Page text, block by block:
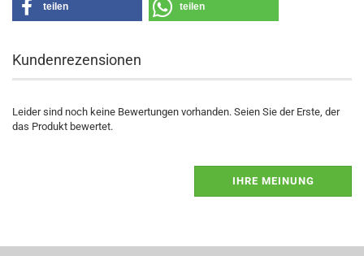
teilen teilen
Kundenrezensionen
Leider sind noch keine Bewertungen vorhanden. Seien Sie der Erste, der
das Produkt bewertet.
IHRE MEINUNG